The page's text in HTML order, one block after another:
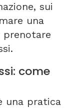
sui
una
prenotare
come
una pratica